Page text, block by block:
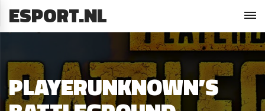
ESPORT.NL
PLAYERUNKNOWN’S